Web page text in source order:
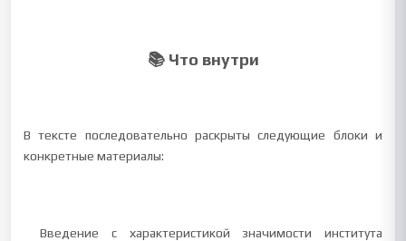
📚 Что внутри
В тексте последовательно раскрыты следующие блоки и
конкретные материалы:
Введение с характеристикой значимости института